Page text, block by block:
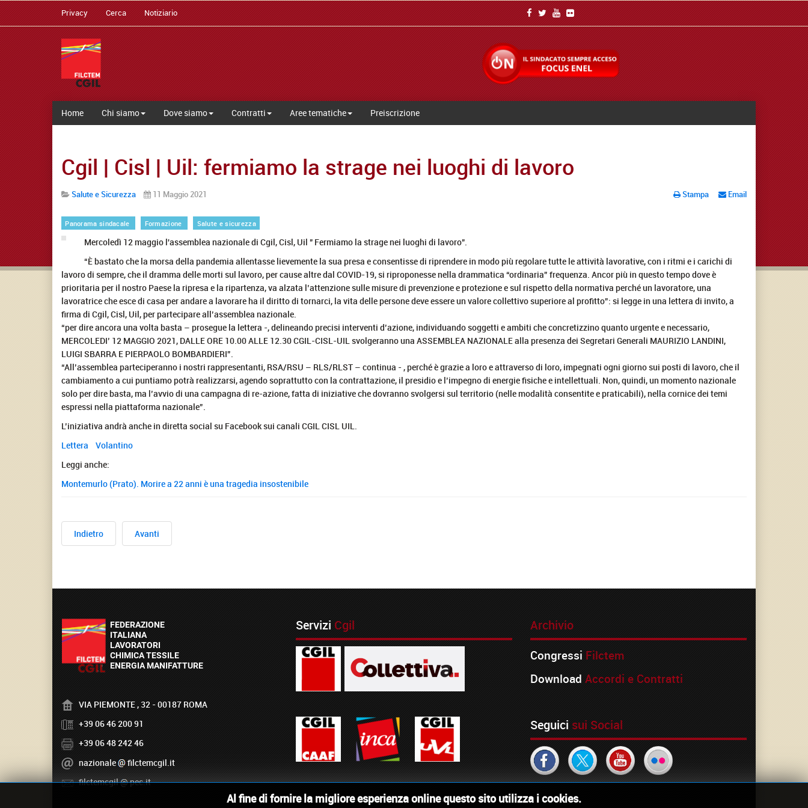
Privacy Cerca Notiziario
Home Chi siamo Dove siamo Contratti Aree tematiche Preiscrizione
Cgil | Cisl | Uil: fermiamo la strage nei luoghi di lavoro
Stampa Email
Salute e Sicurezza 11 Maggio 2021
Panorama sindacale Formazione Salute e sicurezza
Mercoledì 12 maggio l'assemblea nazionale di Cgil, Cisl, Uil " Fermiamo la strage nei luoghi di lavoro".
“È bastato che la morsa della pandemia allentasse lievemente la sua presa e consentisse di riprendere in modo più regolare tutte le attività lavorative, con i ritmi e i carichi di
lavoro di sempre, che il dramma delle morti sul lavoro, per cause altre dal COVID-19, si riproponesse nella drammatica “ordinaria” frequenza. Ancor più in questo tempo dove è
prioritaria per il nostro Paese la ripresa e la ripartenza, va alzata l’attenzione sulle misure di prevenzione e protezione e sul rispetto della normativa perché un lavoratore, una
lavoratrice che esce di casa per andare a lavorare ha il diritto di tornarci, la vita delle persone deve essere un valore collettivo superiore al profitto”: si legge in una lettera di invito, a
firma di Cgil, Cisl, Uil, per partecipare all’assemblea nazionale.
“per dire ancora una volta basta – prosegue la lettera -, delineando precisi interventi d’azione, individuando soggetti e ambiti che concretizzino quanto urgente e necessario,
MERCOLEDI’ 12 MAGGIO 2021, DALLE ORE 10.00 ALLE 12.30 CGIL-CISL-UIL svolgeranno una ASSEMBLEA NAZIONALE alla presenza dei Segretari Generali MAURIZIO LANDINI,
LUIGI SBARRA E PIERPAOLO BOMBARDIERI”.
“All’assemblea parteciperanno i nostri rappresentanti, RSA/RSU – RLS/RLST – continua - , perché è grazie a loro e attraverso di loro, impegnati ogni giorno sui posti di lavoro, che il
cambiamento a cui puntiamo potrà realizzarsi, agendo soprattutto con la contrattazione, il presidio e l’impegno di energie fisiche e intellettuali. Non, quindi, un momento nazionale
solo per dire basta, ma l’avvio di una campagna di re-azione, fatta di iniziative che dovranno svolgersi sul territorio (nelle modalità consentite e praticabili), nella cornice dei temi
espressi nella piattaforma nazionale”.
L’iniziativa andrà anche in diretta social su Facebook sui canali CGIL CISL UIL.
Lettera
Volantino
Leggi anche:
Montemurlo (Prato). Morire a 22 anni è una tragedia insostenibile
Indietro Avanti
VIA PIEMONTE , 32 - 00187 ROMA
+39 06 46 200 91
+39 06 48 242 46
nazionale
filctemcgil.it
filctemcgil
pec.it
Al fine di fornire la migliore esperienza online questo sito utilizza i cookies.
ServiziCgil Archivio
Congressi Filctem
Download Accordi e Contratti
Seguicisui Social